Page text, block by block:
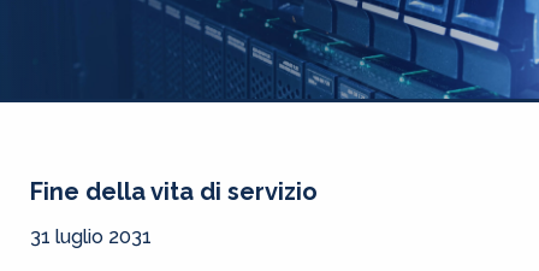
Fine della vita di servizio
31 luglio 2031